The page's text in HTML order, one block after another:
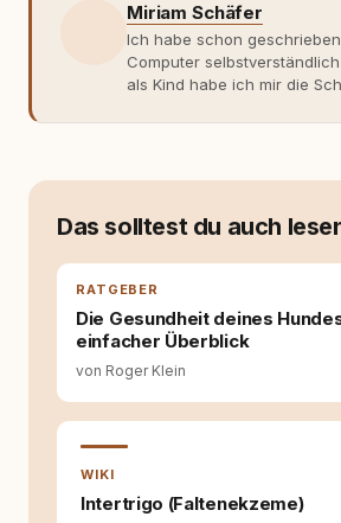
Miriam Schäfer
Ich habe schon
Computer
als Kind habe ich mir die
getippt: Geschichten,
weniger guten Erfahrungen.
erlebt habe, wie
bewusst gute Hundehaltung
kann. Dieser
meine Arbeit bis heute. Bei
beteiligt, an denen aus
werden. Ich recherchiere
Inhalte, schreibe Artikel,
redaktionell, veröffentliche
Welche Themen sind
Das solltest du auch
RATGEBER
Die Gesundheit deines
einfacher Überblick
von Roger Klein
WIKI
Intertrigo (Faltenekzeme)